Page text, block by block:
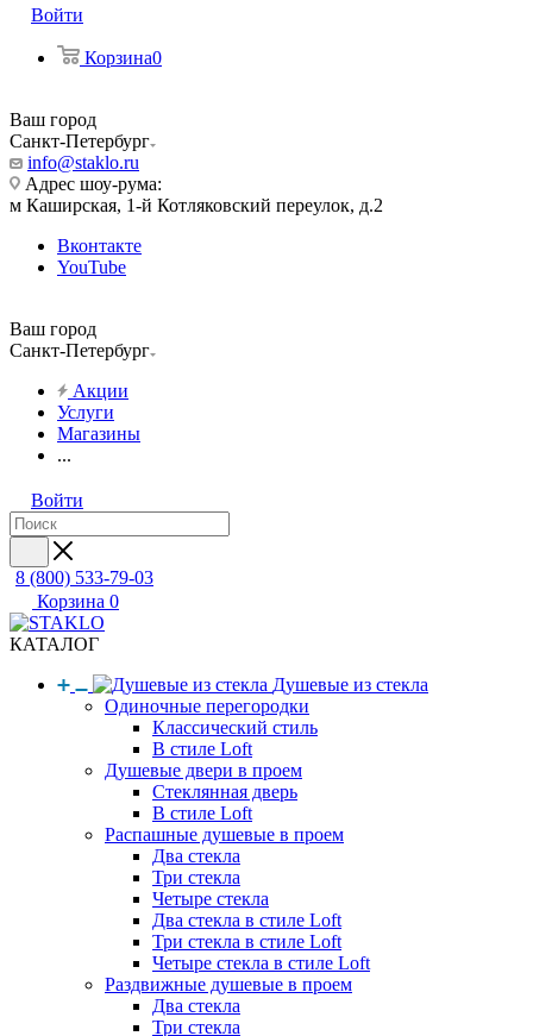
Войти
Корзина0
Ваш город
Санкт-Петербург
info@staklo.ru
Адрес шоу-рума:
м Каширская, 1-й Котляковский переулок, д.2
Вконтакте
YouTube
Ваш город
Санкт-Петербург
Акции
Услуги
Магазины
...
Войти
8 (800) 533-79-03
Корзина 0
КАТАЛОГ
Душевые из стекла
Одиночные перегородки
Классический стиль
В стиле Loft
Душевые двери в проем
Стеклянная дверь
В стиле Loft
Распашные душевые в проем
Два стекла
Три стекла
Четыре стекла
Два стекла в стиле Loft
Три стекла в стиле Loft
Четыре стекла в стиле Loft
Раздвижные душевые в проем
Два стекла
Три стекла